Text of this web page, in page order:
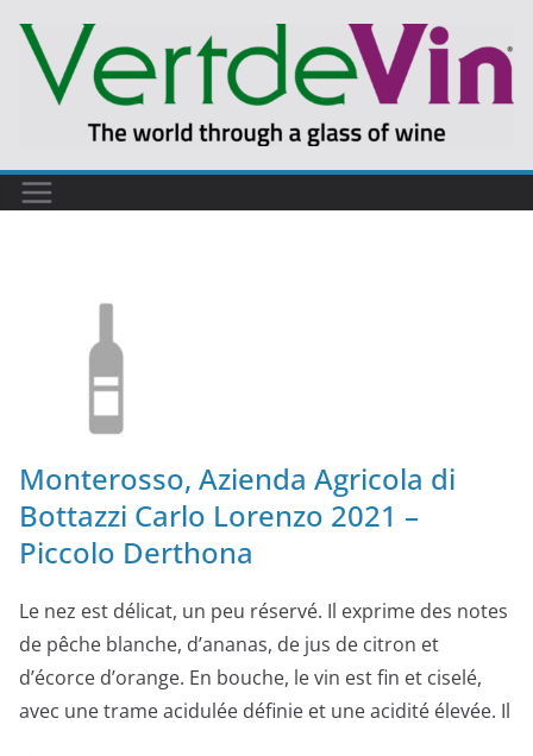
Monterosso, Azienda Agricola di
Bottazzi Carlo Lorenzo 2021 –
Piccolo Derthona
Le nez est délicat, un peu réservé. Il exprime des notes
de pêche blanche, d’ananas, de jus de citron et
d’écorce d’orange. En bouche, le vin est fin et ciselé,
avec une trame acidulée définie et une acidité élevée. Il